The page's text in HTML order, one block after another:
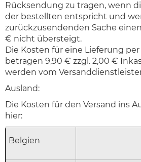
Rücksendung zu tragen, wenn
der bestellten entspricht und
zurückzusendenden Sache
€ nicht übersteigt.
Die Kosten für eine Lieferung
betragen 9,90 € zzgl. 2,00 €
werden vom
Ausland:
Die Kosten für den Versand ins
hier:
Belgien